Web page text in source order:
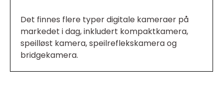
Det finnes flere typer digitale kameraer på
markedet i dag, inkludert kompaktkamera,
speilløst kamera, speilreflekskamera og
bridgekamera.